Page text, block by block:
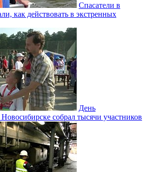
Спасатели в
как действовать в экстренных
День
собрал тысячи участников